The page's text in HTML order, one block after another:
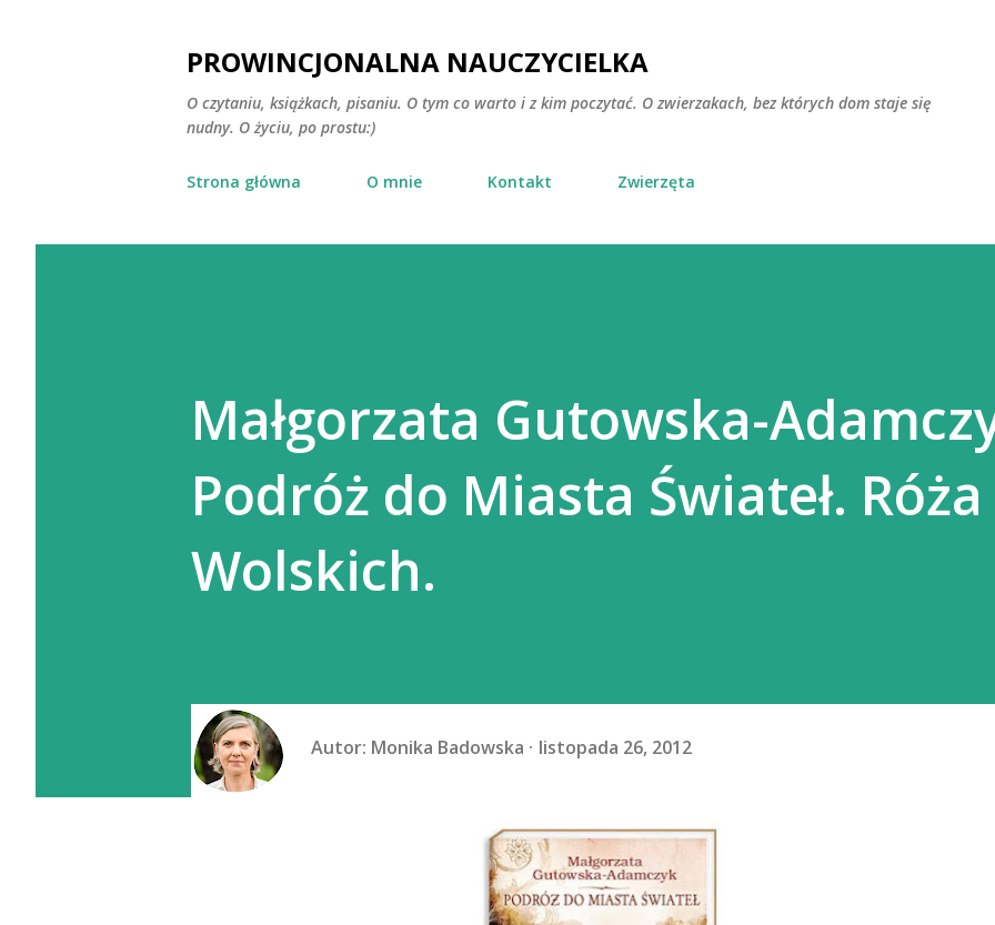
PROWINCJONALNA NAUCZYCIELKA
O czytaniu, książkach, pisaniu. O tym co warto i z kim poczytać. O zwierzakach, bez których dom staje się
nudny. O życiu, po prostu:)
Strona główna O mnie Kontakt Zwierzęta
Małgorzata Gutowska-
Podróż do Miasta Świateł. Róża
Wolskich.
Autor: Monika Badowska listopada 26, 2012